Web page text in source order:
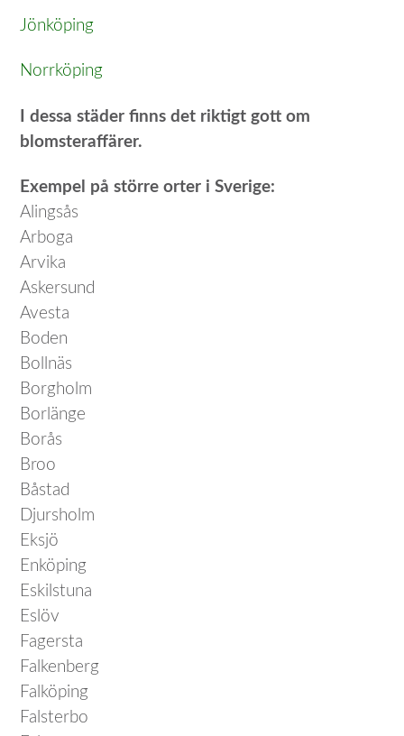
Jönköping
Norrköping
I dessa städer finns det riktigt gott om
blomsteraffärer.
Exempel på större orter i Sverige:
Alingsås
Arboga
Arvika
Askersund
Avesta
Boden
Bollnäs
Borgholm
Borlänge
Borås
Broo
Båstad
Djursholm
Eksjö
Enköping
Eskilstuna
Eslöv
Fagersta
Falkenberg
Falköping
Falsterbo